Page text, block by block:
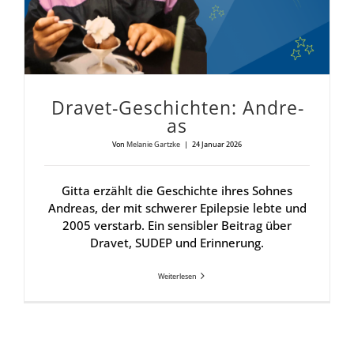
Dra­vet-Geschich­ten: Andre­
as
Von Melanie Gartzke | 24 Januar 2026
Gitta erzählt die Geschichte ihres Sohnes
Andreas, der mit schwerer Epilepsie lebte und
2005 verstarb. Ein sensibler Beitrag über
Dravet, SUDEP und Erinnerung.
Weiterlesen